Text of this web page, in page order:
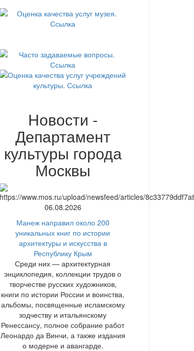
Новости -
Департамент
культуры города
Москвы
06.08.2026
Манеж направил около 200
уникальных книг по истории
архитектуры и искусства в
Республику Крым
Среди них — архитектурная
энциклопедия, коллекции трудов о
творчестве русских художников,
книги по истории России и воинства,
альбомы, посвященные исламскому
зодчеству и итальянскому
Ренессансу, полное собрание работ
Леонардо да Винчи, а также издания
о модерне и авангарде.